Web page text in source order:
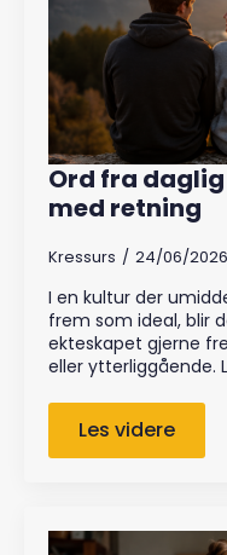
Ord fra
med retning
Kressurs 24/06/2026
I en kultur der
frem som ideal, blir
ekteskapet gjerne
eller ytterliggående.
Les videre